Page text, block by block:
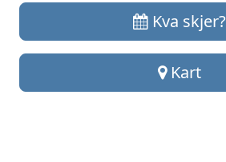
Kva skjer?
Kart